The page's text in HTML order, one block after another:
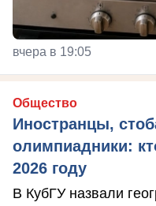
вчера в 19:05
Общество
Иностранцы,
олимпиадники:
2026 году
В КубГУ назвали